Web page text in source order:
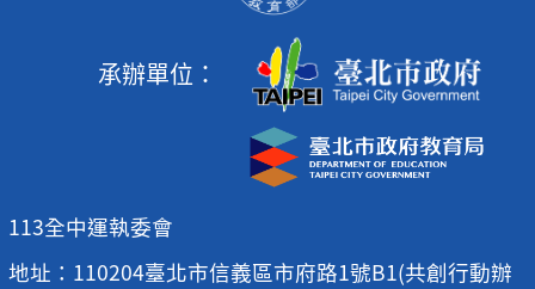
承辦單位：
113全中運執委會
地址：110204臺北市信義區市府路1號B1(共創行動辦